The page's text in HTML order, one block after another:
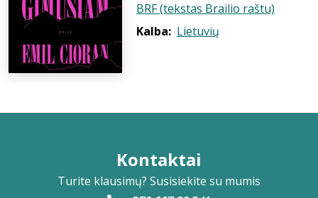
BRF (tekstas Brailio raštu)
Kalba: Lietuvių
Kontaktai
Turite klausimų? Susisiekite su mumis